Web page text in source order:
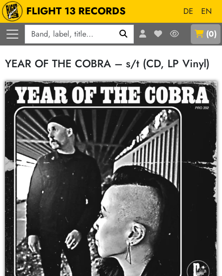
FLIGHT 13 RECORDS DE
EN
(0)
YEAR OF THE COBRA – s/t (CD, LP Vinyl)